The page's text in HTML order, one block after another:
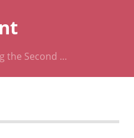
the Second …